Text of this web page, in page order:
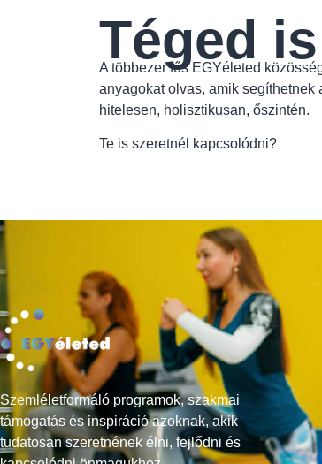
Téged
A többezer fős EGYéleted
anyagokat olvas, amik
hitelesen, holisztikusan, őszintén.
Te is szeretnél kapcsolódni?
Szemléletformáló programok, szakmai
támogatás és inspiráció azoknak, akik
tudatosan szeretnének élni, fejlődni és